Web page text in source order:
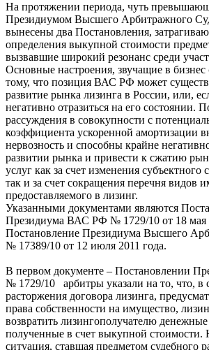
На протяжении периода, чуть
Президиумом Высшего Арбитражного
вынесены два Постановления,
определения выкупной стоимости
вызвавшие широкий резонанс среди
Основные настроения, звучащие в бизнес
тому, что позиция ВАС РФ может
развитие рынка лизинга в России, или,
негативно отразиться на его состоянии.
рассуждения в совокупности с
коэффициента ускоренной амортизации
нервозность и способны крайне
развитии рынка и привести к сжатию
услуг как за счет изменения субъектного
так и за счет сокращения перечня видов
предоставляемого в лизинг.
Указанными документами являются
Президиума ВАС РФ № 1729/10 от 18 мая
Постановление Президиума Высшего
№ 17389/10 от 12 июля 2011 года.
В первом документе – Постановлении
№ 1729/10 арбитры указали на то, что, в
расторжения договора лизинга,
права собственности на имущество,
возвратить лизингополучателю денежные
полученные в счет выкупной стоимости.
ситуация, ставшая предметом судебного